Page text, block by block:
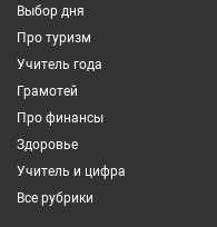
Выбор дня
Про туризм
Учитель года
Грамотей
Про финансы
Здоровье
Учитель и цифра
Все рубрики